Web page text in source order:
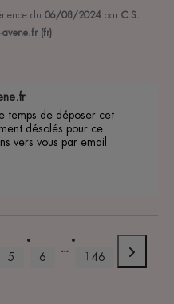
du 06/08/2024 par C.S.
avene.fr (fr)
temps de déposer cet
désolés pour ce
vers vous par email
5 6 146